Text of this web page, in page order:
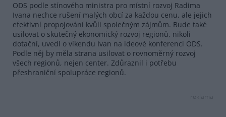
ODS podle stínového ministra pro místní rozvoj Radima
Ivana nechce rušení malých obcí za každou cenu, ale jejich
efektivní propojování kvůli společným zájmům. Bude také
usilovat o skutečný ekonomický rozvoj regionů, nikoli
dotační, uvedl o víkendu Ivan na ideové konferenci ODS.
Podle něj by měla strana usilovat o rovnoměrný rozvoj
všech regionů, nejen center. Zdůraznil i potřebu
přeshraniční spolupráce regionů.
reklama